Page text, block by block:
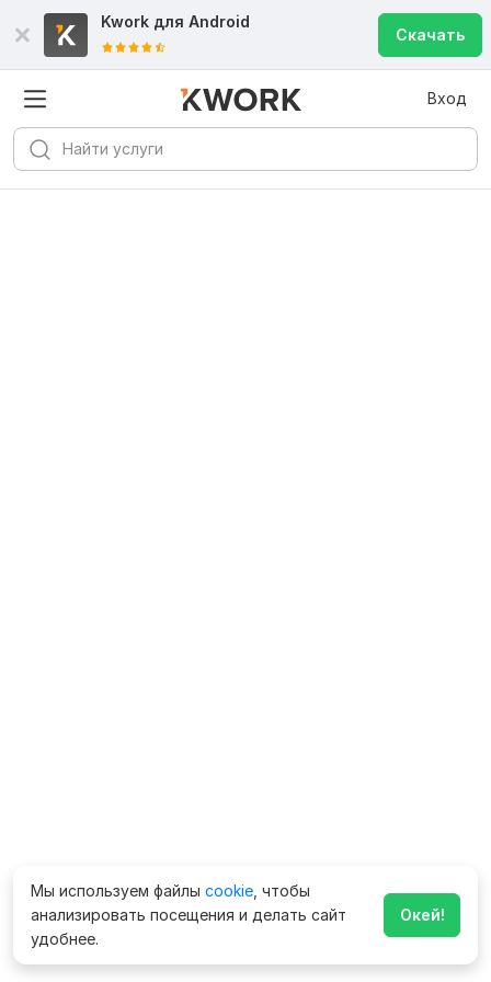
Kwork для Android
Скачать
Вход
Мы используем файлы cookie , чтобы
анализировать посещения и делать сайт
удобнее.
Окей!